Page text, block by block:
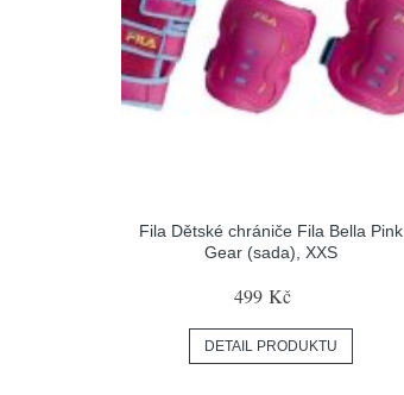
Fila Dětské chrániče Fila Bella Pink
Gear (sada), XXS
499 Kč
DETAIL PRODUKTU